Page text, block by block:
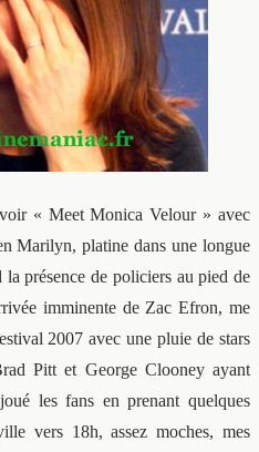
« Meet Monica Velour » avec
Marilyn, platine dans une longue
présence de policiers au pied de
imminente de Zac Efron, me
2007 avec une pluie de stars
Pitt et George Clooney ayant
les fans en prenant quelques
vers 18h, assez moches, mes